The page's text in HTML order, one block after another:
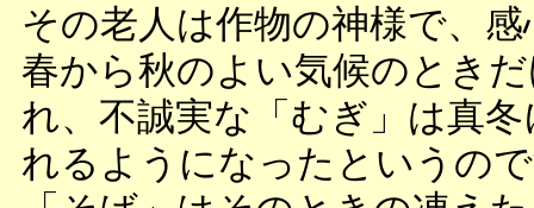
その老人は作物の神様で、
春から秋のよい気候のとき
れ、不誠実な「むぎ」は真
れるようになったというの